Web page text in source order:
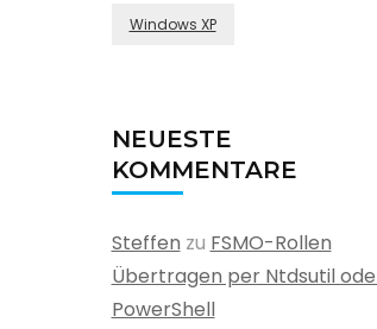
Windows XP
NEUESTE
KOMMENTARE
Steffen zu FSMO-Rollen
Übertragen per Ntdsutil
PowerShell